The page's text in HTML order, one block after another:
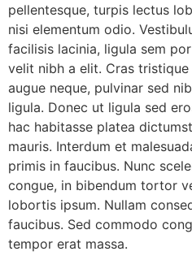
pellentesque, turpis lectus
nisi elementum odio.
facilisis lacinia, ligula sem
velit nibh a elit. Cras
augue neque, pulvinar sed
ligula. Donec ut ligula sed
hac habitasse platea
mauris. Interdum et
primis in faucibus. Nunc
congue, in bibendum tortor
lobortis ipsum. Nullam
faucibus. Sed commodo
tempor erat massa.